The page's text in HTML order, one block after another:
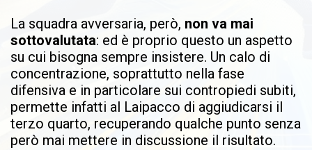
La squadra avversaria, però, non va mai
sottovalutata: ed è proprio questo un aspetto
su cui bisogna sempre insistere. Un calo di
concentrazione, soprattutto nella fase
difensiva e in particolare sui contropiedi subiti,
permette infatti al Laipacco di aggiudicarsi il
terzo quarto, recuperando qualche punto senza
però mai mettere in discussione il risultato.